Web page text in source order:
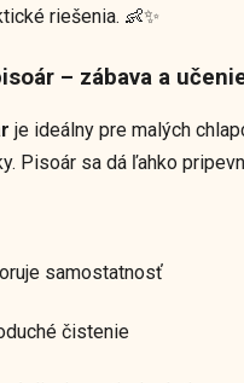
riešenia. 👶✨
– zábava a
je ideálny pre malých
Pisoár sa dá ľahko
samostatnosť
čistenie